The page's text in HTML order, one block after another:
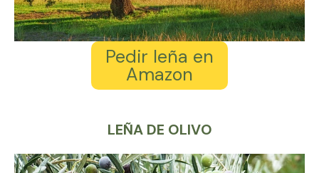
Pedir leña en
Amazon
LEÑA DE OLIVO